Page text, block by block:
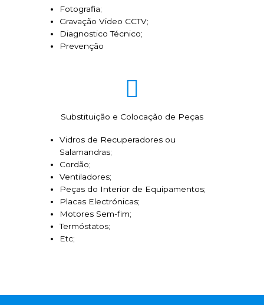
Fotografia;
Gravação Video CCTV;
Diagnostico Técnico;
Prevenção
Substituição e Colocação de Peças
Vidros de Recuperadores ou
Salamandras;
Cordão;
Ventiladores;
Peças do Interior de Equipamentos;
Placas Electrónicas;
Motores Sem-fim;
Termóstatos;
Etc;